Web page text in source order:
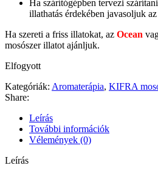
Ha szárítógépben tervezi
illathatás érdekében javasoljuk
Ha szereti a friss illatokat, az Ocean
mosószer illatot ajánljuk.
Elfogyott
Kategóriák: Aromaterápia, KIFRA
Share:
Leírás
További információk
Vélemények (0)
Leírás